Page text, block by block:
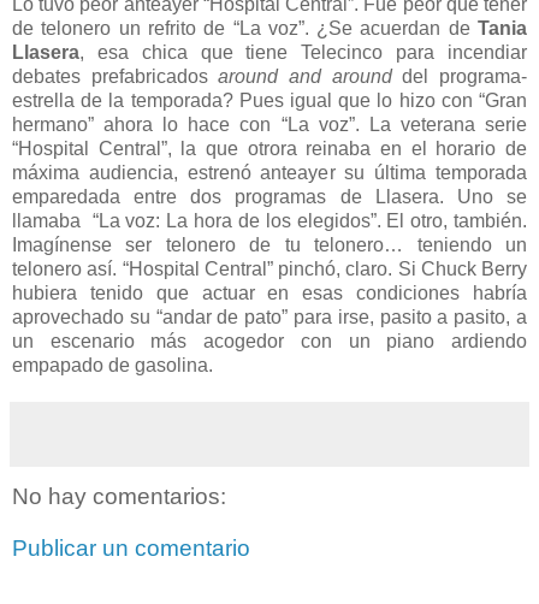
de telonero un refrito de “La voz”. ¿Se acuerdan de Tania
Llasera, esa chica que tiene Telecinco para incendiar
debates prefabricadosaround and arounddel programa-
estrella de la temporada? Pues igual que lo hizo con “Gran
hermano” ahora lo hace con “La voz”. La veterana serie
“Hospital Central”, la que otrora reinaba en el horario de
máxima audiencia, estrenó anteayer su última temporada
emparedada entre dos programas de Llasera. Uno se
llamaba “La voz: La hora de los elegidos”. El otro, también.
Imagínense ser telonero de tu telonero… teniendo un
telonero así. “Hospital Central” pinchó, claro. Si Chuck Berry
hubiera tenido que actuar en esas condiciones habría
aprovechado su “andar de pato” para irse, pasito a pasito, a
un escenario más acogedor con un piano ardiendo
empapado de gasolina.
No hay comentarios:
Publicar un comentario